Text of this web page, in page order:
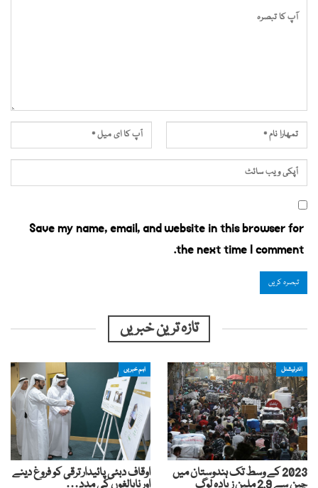
Save my name, email, and website in this browser for
the next time I comment.
تازہ ترین خبریں
انٹرنیشنل
2023 کے وسط تک ہندوستان میں
اہم خبریں
اوقاف دبئی پائیدار ترقی کو فروغ دینے